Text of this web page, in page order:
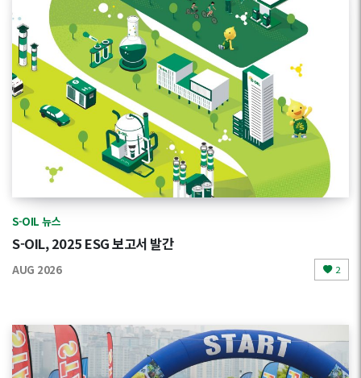
S-OIL 뉴스
S-OIL, 2025 ESG 보고서 발간
AUG 2026 2